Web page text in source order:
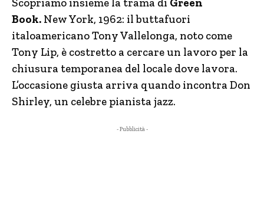
Book. New York, 1962: il buttafuori
italoamericano Tony Vallelonga, noto come
Tony Lip, è costretto a cercare un lavoro per la
chiusura temporanea del locale dove lavora.
L’occasione giusta arriva quando incontra Don
Shirley, un celebre pianista jazz.
- Pubblicità -